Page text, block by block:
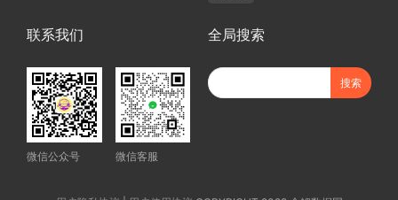
联系我们
微信公众号 微信客服
全局搜索